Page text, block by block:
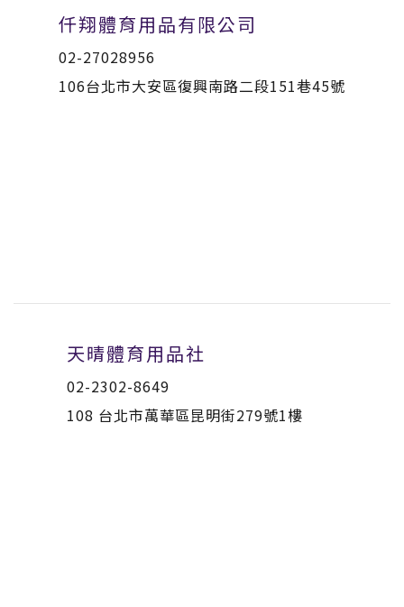
仟翔體育用品有限公司
02-27028956
106台北市大安區復興南路二段151巷45號
天晴體育用品社
02-2302-8649
108 台北市萬華區昆明街279號1樓